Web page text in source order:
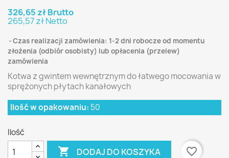
326,65 zł Brutto
265,57 zł Netto
Czas realizacji zamówienia: 1-2 dni robocze od momentu
złożenia (odbiór osobisty) lub opłacenia (przelew)
zamówienia
Kotwa z gwintem wewnętrznym do łatwego mocowania w
sprężonych płytach kanałowych
Ilość w opakowaniu: 50
Ilość
 DODAJ DO KOSZYKA
favorite_border